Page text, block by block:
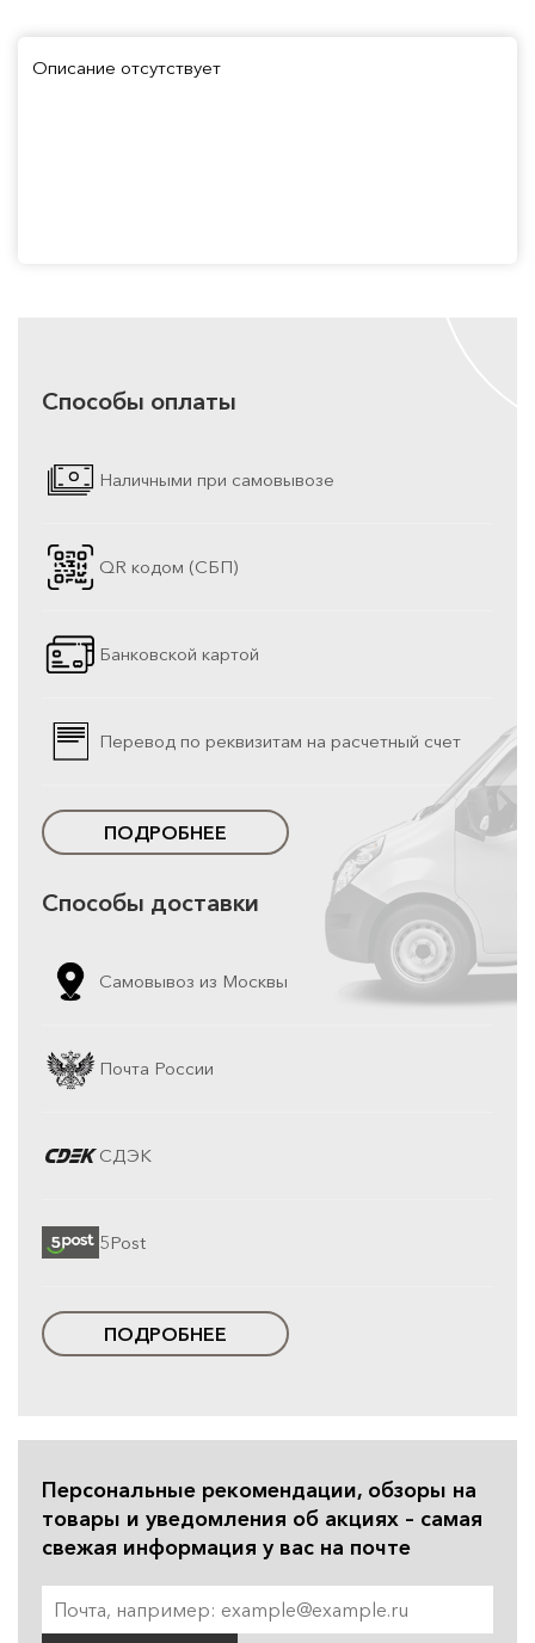
Описание отсутствует
Способы оплаты
Наличными при самовывозе
QR кодом (СБП)
Банковской картой
Перевод по реквизитам на расчетный счет
ПОДРОБНЕЕ
Способы доставки
Самовывоз из Москвы
Почта России
СДЭК
5Post
ПОДРОБНЕЕ
Персональные рекомендации, обзоры на
товары и уведомления об акциях – самая
свежая информация у вас на почте